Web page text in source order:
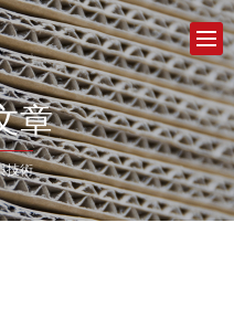
章
技術